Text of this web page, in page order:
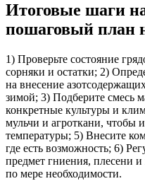
Итоговые шаги
пошаговый план
1) Проверьте состояние
сорняки и остатки; 2)
на внесение
зимой; 3) Подберите смесь
конкретные культуры и
мульчи и агроткани, чтобы
температуры; 5) Внесите
где есть возможность; 6)
предмет гниения, плесени
по мере необходимости.